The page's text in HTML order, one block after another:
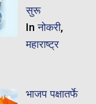
सुरू
Inनोकरी,
महाराष्ट्र
भाजप पक्षातर्फे